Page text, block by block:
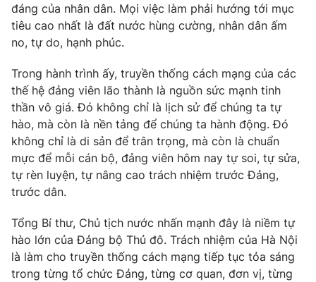
đáng của nhân dân. Mọi việc làm phải hướng tới mục
tiêu cao nhất là đất nước hùng cường, nhân dân ấm
no, tự do, hạnh phúc.
Trong hành trình ấy, truyền thống cách mạng của các
thế hệ đảng viên lão thành là nguồn sức mạnh tinh
thần vô giá. Đó không chỉ là lịch sử để chúng ta tự
hào, mà còn là nền tảng để chúng ta hành động. Đó
không chỉ là di sản để trân trọng, mà còn là chuẩn
mực để mỗi cán bộ, đảng viên hôm nay tự soi, tự sửa,
tự rèn luyện, tự nâng cao trách nhiệm trước Đảng,
trước dân.
Tổng Bí thư, Chủ tịch nước nhấn mạnh đây là niềm tự
hào lớn của Đảng bộ Thủ đô. Trách nhiệm của Hà Nội
là làm cho truyền thống cách mạng tiếp tục tỏa sáng
trong từng tổ chức Đảng, từng cơ quan, đơn vị, từng